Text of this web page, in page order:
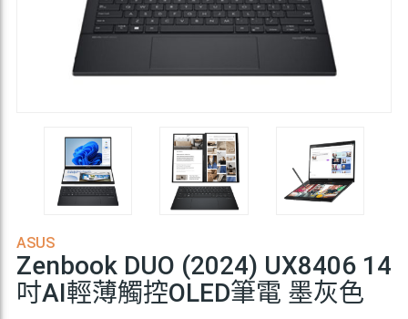
ASUS
Zenbook DUO (2024) UX8406 14
吋AI輕薄觸控OLED筆電 墨灰色